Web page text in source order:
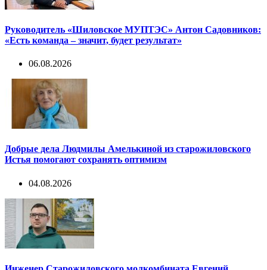
Руководитель «Шиловское МУПТЭС» Антон Садовников:
«Есть команда – значит, будет результат»
06.08.2026
Добрые дела Людмилы Амелькиной из старожиловского
Истья помогают сохранять оптимизм
04.08.2026